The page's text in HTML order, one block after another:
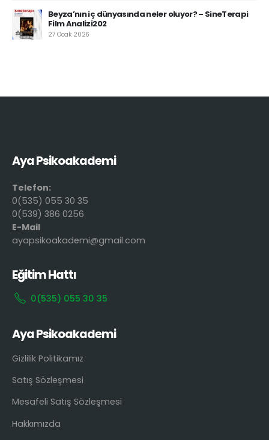
Beyza’nın iç dünyasında neler oluyor? – SineTerapi
Film Analizi202
27 Ocak 2026
Aya Psikoakademi
Telefon:
0(535) 055 30 35
0(539) 386 0256
E-Mail
ayapsikoakademi@gmail.com
Eğitim Hattı
0(535) 055 30 35
Aya Psikoakademi
Gizlilik Politikamız
Satış Sözleşmesi
Mesafeli Satış Sözleşmesi
Hakkımızda